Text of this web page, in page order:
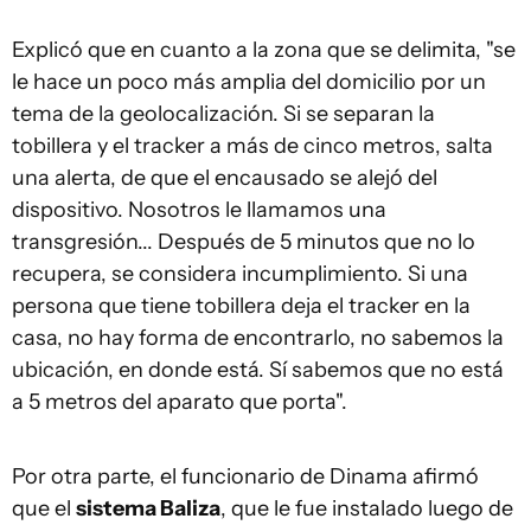
Explicó que en cuanto a la zona que se delimita, "se
le hace un poco más amplia del domicilio por un
tema de la geolocalización. Si se separan la
tobillera y el tracker a más de cinco metros, salta
una alerta, de que el encausado se alejó del
dispositivo. Nosotros le llamamos una
transgresión... Después de 5 minutos que no lo
recupera, se considera incumplimiento. Si una
persona que tiene tobillera deja el tracker en la
casa, no hay forma de encontrarlo, no sabemos la
ubicación, en donde está. Sí sabemos que no está
a 5 metros del aparato que porta".
Por otra parte, el funcionario de Dinama afirmó
que el sistema Baliza, que le fue instalado luego de